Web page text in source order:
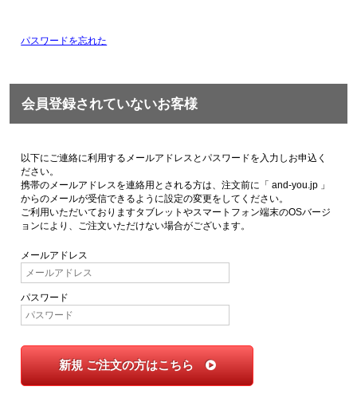
パスワードを忘れた
会員登録されていないお客様
以下にご連絡に利用するメールアドレスとパスワードを入力しお申込く
ださい。
携帯のメールアドレスを連絡用とされる方は、注文前に「 and-you.jp 」
からのメールが受信できるように設定の変更をしてください。
ご利用いただいておりますタブレットやスマートフォン端末のOSバージ
ョンにより、ご注文いただけない場合がございます。
メールアドレス
パスワード
新規 ご注文の方はこちら